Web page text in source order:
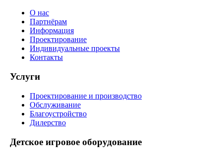
О нас
Партнёрам
Информация
Проектирование
Индивидуальные проекты
Контакты
Услуги
Проектирование и производство
Обслуживание
Благоустройство
Дилерство
Детское игровое оборудование